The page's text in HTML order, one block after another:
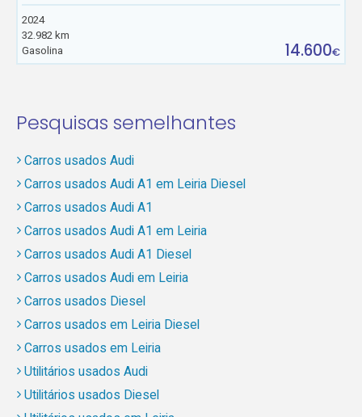
2024
32.982 km
Gasolina
14.600€
Pesquisas semelhantes
Carros usados Audi
Carros usados Audi A1 em Leiria Diesel
Carros usados Audi A1
Carros usados Audi A1 em Leiria
Carros usados Audi A1 Diesel
Carros usados Audi em Leiria
Carros usados Diesel
Carros usados em Leiria Diesel
Carros usados em Leiria
Utilitários usados Audi
Utilitários usados Diesel